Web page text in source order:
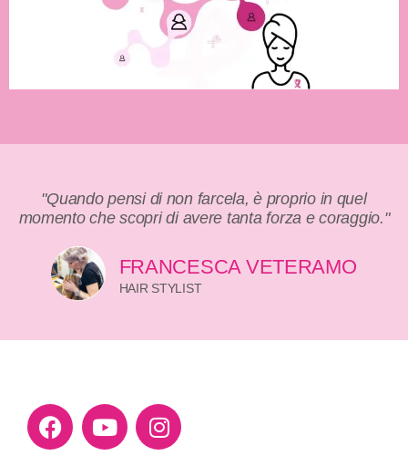
"Quando pensi di non farcela, è proprio in quel
momento che scopri di avere tanta forza e coraggio."
FRANCESCA VETERAMO
HAIR STYLIST